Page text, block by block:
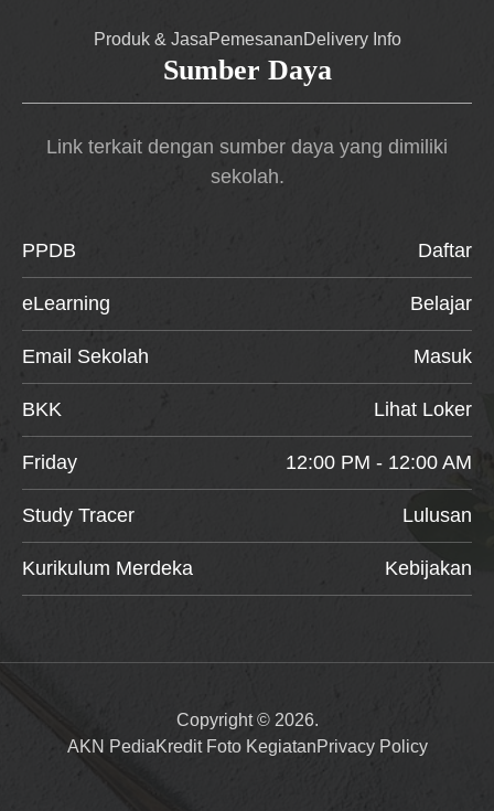
Produk & JasaPemesananDelivery Info
Sumber Daya
Link terkait dengan sumber daya yang dimiliki
sekolah.
PPDB Daftar
eLearning Belajar
Email Sekolah Masuk
BKK Lihat Loker
Friday 12:00 PM - 12:00 AM
Study Tracer Lulusan
Kurikulum Merdeka Kebijakan
Copyright © 2026.
AKN PediaKredit Foto KegiatanPrivacy Policy